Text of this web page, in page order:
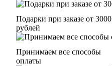
Подарки при заказе от 3000
рублей
Принимаем все способы
оплаты